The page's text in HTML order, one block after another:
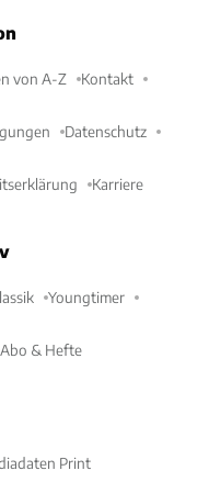
von A-Z Kontakt
Datenschutz
Karriere
Youngtimer
Abo & Hefte
Print